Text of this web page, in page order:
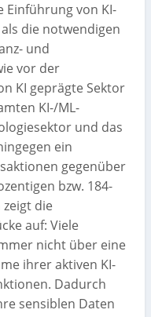
Einführung von KI-
die notwendigen
und
vor der
KI geprägte Sektor
KI-/ML-
und das
ein
gegenüber
bzw. 184-
die
auf: Viele
nicht über eine
ihrer aktiven KI-
Dadurch
sensiblen Daten